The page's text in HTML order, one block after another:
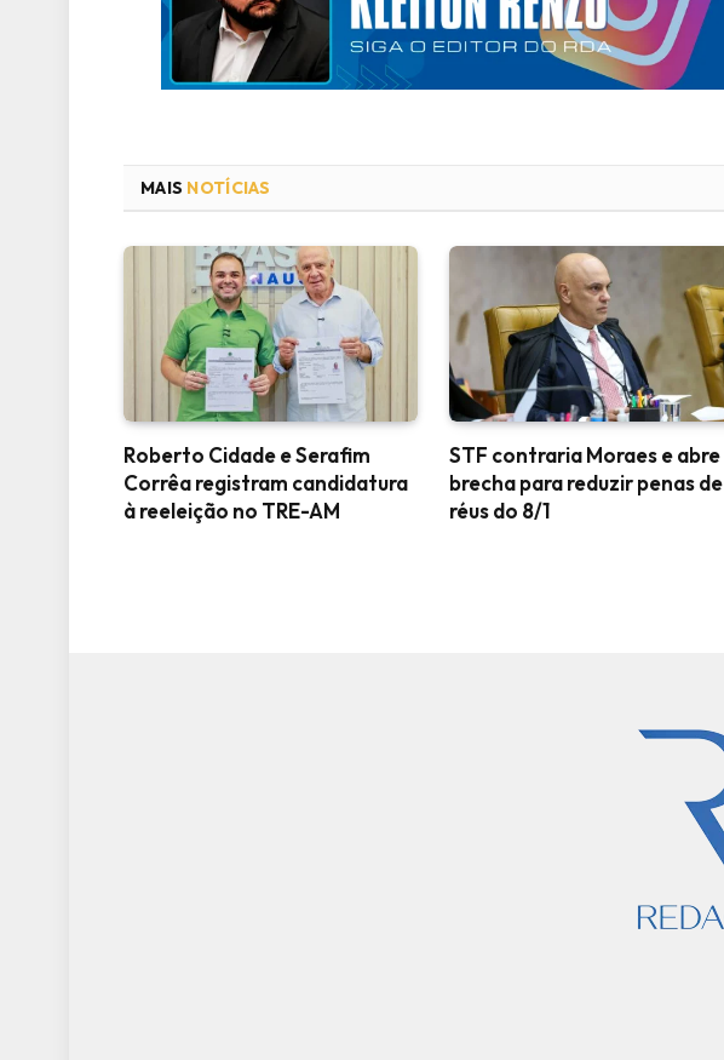
MAIS NOTÍCIAS
Roberto Cidade e Serafim
Corrêa registram candidatura
à reeleição no TRE-AM
STF contraria Moraes e abre
brecha para reduzir penas de
réus do 8/1